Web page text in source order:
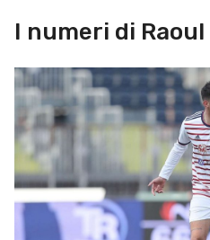
I numeri di